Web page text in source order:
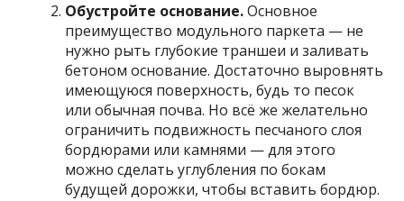
Обустройте основание.Основное
преимущество модульного паркета — не
нужно рыть глубокие траншеи и заливать
бетоном основание. Достаточно выровнять
имеющуюся поверхность, будь то песок
или обычная почва. Но всё же желательно
ограничить подвижность песчаного слоя
бордюрами или камнями — для этого
можно сделать углубления по бокам
будущей дорожки, чтобы вставить бордюр.